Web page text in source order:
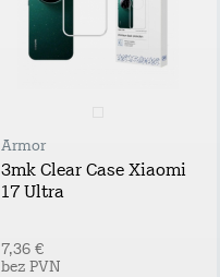
Armor
3mk Clear Case Xiaomi
17 Ultra
7,36 €
bez PVN